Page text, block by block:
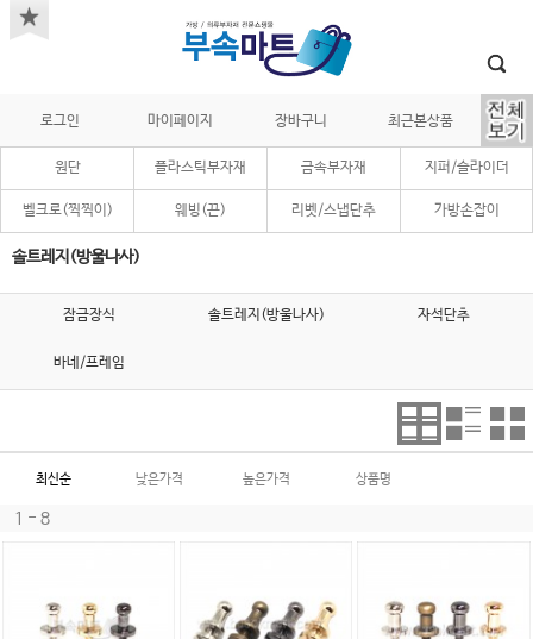
로그인 마이페이지 장바구니 최근본상품
원단 플라스틱부자재 금속부자재 지퍼/슬라이더
벨크로(찍찍이) 웨빙(끈) 리벳/스냅단추 가방손잡이
솔트레지(방울나사)
잠금장식 솔트레지(방울나사) 자석단추
바네/프레임
최신순 낮은가격 높은가격 상품명
1 - 8